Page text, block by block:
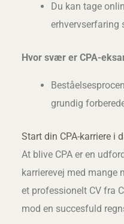
Du kan tage
erhvervserfaring
Hvor svær er CPA-
grundig
Start din CPA-karriere i
At blive CPA er en
karrierevej med mange
et professionelt CV fra
mod en succesfuld